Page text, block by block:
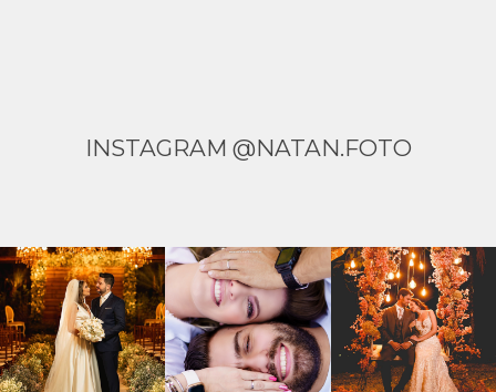
INSTAGRAM @NATAN.FOTO